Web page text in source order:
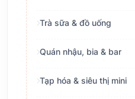
Trà sữa & đồ uống
Quán nhậu, bia & bar
Tạp hóa & siêu thị mini